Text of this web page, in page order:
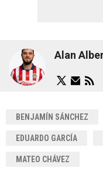
Alan
BENJAMÍN SÁNCHEZ
EDUARDO GARCÍA
MATEO CHÁVEZ